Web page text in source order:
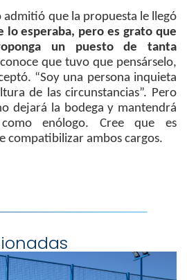
que la propuesta le llegó
lo esperaba, pero es grato que
un puesto de tanta
que tuvo que pensárselo,
“Soy una persona inquieta
de las circunstancias”. Pero
dejará la bodega y mantendrá
enólogo. Cree que es
compatibilizar ambos cargos.